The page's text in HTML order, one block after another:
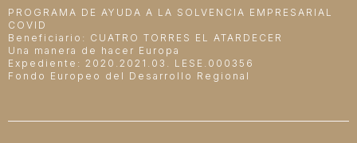
PROGRAMA DE AYUDA A LA SOLVENCIA EMPRESARIAL
COVID
Beneficiario: CUATRO TORRES EL ATARDECER
Una manera de hacer Europa
Expediente: 2020.2021.03. LESE.000356
Fondo Europeo del Desarrollo Regional